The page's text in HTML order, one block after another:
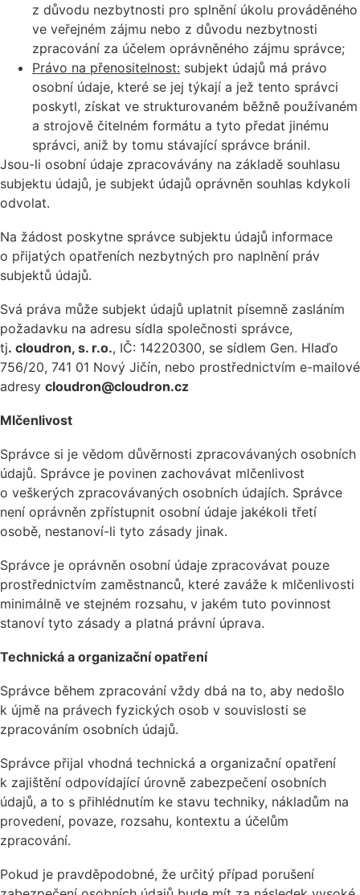
z důvodu nezbytnosti pro splnění úkolu prováděného
ve veřejném zájmu nebo z důvodu nezbytnosti
zpracování za účelem oprávněného zájmu správce;
Právo na přenositelnost: subjekt údajů má právo
osobní údaje, které se jej týkají a jež tento správci
poskytl, získat ve strukturovaném běžně používaném
a strojově čitelném formátu a tyto předat jinému
správci, aniž by tomu stávající správce bránil.
Jsou-li osobní údaje zpracovávány na základě souhlasu
subjektu údajů, je subjekt údajů oprávněn souhlas kdykoli
odvolat.
Na žádost poskytne správce subjektu údajů informace
o přijatých opatřeních nezbytných pro naplnění práv
subjektů údajů.
Svá práva může subjekt údajů uplatnit písemně zasláním
požadavku na adresu sídla společnosti správce,
tj. cloudron, s. r.o., IČ: 14220300, se sídlem Gen. Hlaďo
756/20, 741 01 Nový Jičín, nebo prostřednictvím e-mailové
adresy cloudron@cloudron.cz
Mlčenlivost
Správce si je vědom důvěrnosti zpracovávaných osobních
údajů. Správce je povinen zachovávat mlčenlivost
o veškerých zpracovávaných osobních údajích. Správce
není oprávněn zpřístupnit osobní údaje jakékoli třetí
osobě, nestanoví-li tyto zásady jinak.
Správce je oprávněn osobní údaje zpracovávat pouze
prostřednictvím zaměstnanců, které zaváže k mlčenlivosti
minimálně ve stejném rozsahu, v jakém tuto povinnost
stanoví tyto zásady a platná právní úprava.
Technická a organizační opatření
Správce během zpracování vždy dbá na to, aby nedošlo
k újmě na právech fyzických osob v souvislosti se
zpracováním osobních údajů.
Správce přijal vhodná technická a organizační opatření
k zajištění odpovídající úrovně zabezpečení osobních
údajů, a to s přihlédnutím ke stavu techniky, nákladům na
provedení, povaze, rozsahu, kontextu a účelům
zpracování.
Pokud je pravděpodobné, že určitý případ porušení